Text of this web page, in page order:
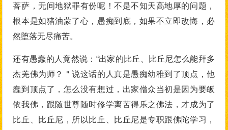
菩萨，无间地狱罪有份呢！不是不知天高地厚的问题，
根本是如猪油蒙了心，愚痴到底，如果不立即改悔，必
然堕落无尽痛苦。
还有愚蠢的人竟然说：“出家的比丘、比丘尼怎么能拜多
杰羌佛为师？＂说这话的人真是愚痴幼稚到了顶点，他
蠢到顶点了，怎么没有想过，出家僧众当初是因为要皈
依我佛，跟随世尊随时修学离苦得乐之佛法，才成为了
比丘、比丘尼，所以比丘、比丘尼是专职跟佛陀学习，